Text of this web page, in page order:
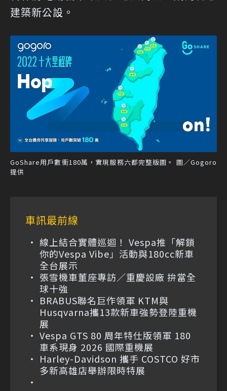
建築新公設。
GoShare用戶數衝180萬，實現服務六都完整版圖。 圖／Gogoro
提供
車訊最前線
線上結合實體巡迴！ Vespa推「解鎖
你的Vespa Vibe」活動與180cc新車
全台展示
張雪機車董座專訪／重慶設廠 拚當全
球十強
BRABUS聯名巨作領軍 KTM與
Husqvarna攜13款新車強勢登陸重機
展
Vespa GTS 80 周年特仕版領軍 180
車系現身 2026 國際重機展
Harley-Davidson 攜手 COSTCO 好市
多新高雄店舉辦限時特展